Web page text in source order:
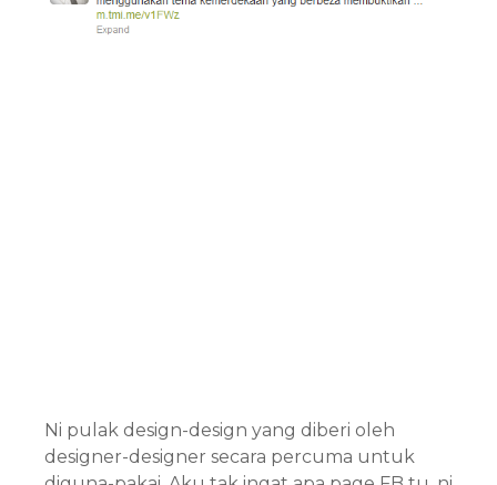
Ni pulak design-design yang diberi oleh
designer-designer secara percuma untuk